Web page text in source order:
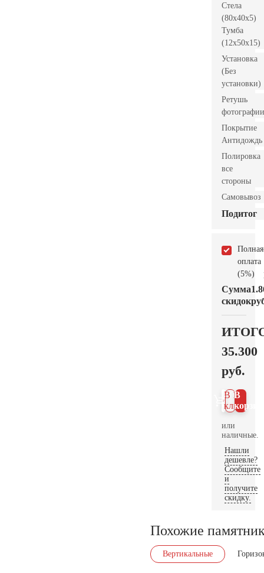
Стела
(80x40x5)
Тумба
(12x50x15)
Установка
(Без
установки)
Ретушь
фотографии
Покрытие
Антидождь
Полировка
все
стороны
Самовывоз
Подитог
Полная
оплата
(5%)
Сумма
скидок
35.300
руб.
В
В 1
клик
или
наличные.
Нашли
дешевле?
Сообщите
и
получите
скидку.
Похожие
Вертикальные